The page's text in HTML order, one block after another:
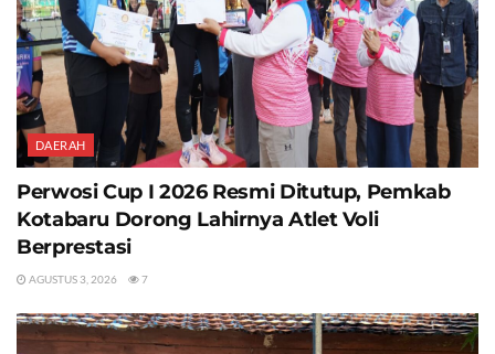
DAERAH
Perwosi Cup I 2026 Resmi Ditutup, Pemkab
Kotabaru Dorong Lahirnya Atlet Voli
Berprestasi
AGUSTUS 3, 2026 7